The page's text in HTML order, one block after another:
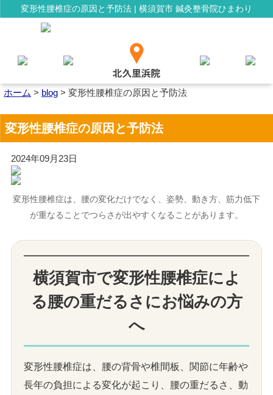
変形性腰椎症の原因と予防法 | 横須賀市 鍼灸整骨院ひまわり
ホーム > blog > 変形性腰椎症の原因と予防法
変形性腰椎症の原因と予防法
2024年09月23日
変形性腰椎症は、腰の変化だけでなく、姿勢、動き方、筋力低下
が重なることでつらさが出やすくなることがあります。
横須賀市で変形性腰椎症によ
る腰の重だるさにお悩みの方
へ
変形性腰椎症は、腰の背骨や椎間板、関節に年齢や
長年の負担による変化が起こり、腰の重だるさ、動